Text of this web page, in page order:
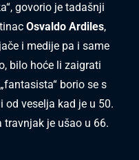
govorio je tadašnji
Osvaldo Ardiles,
i medije pa i same
bilo hoće li zaigrati
borio se s
veselja kad je u 50.
je ušao u 66.